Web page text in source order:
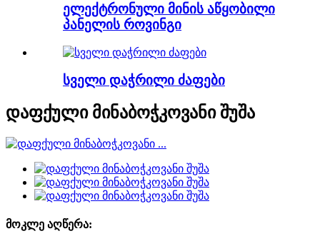
ელექტრონული მინის აწყობილი
პანელის როვინგი
სველი დაჭრილი ძაფები
დაფქული მინაბოჭკოვანი შუშა
მოკლე აღწერა: